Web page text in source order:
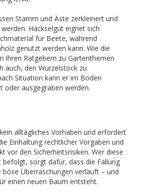
Stamm und Äste zerkleinert und
Häckselgut eignet sich
für Beete, während
genutzt werden kann. Wie die
ihren Ratgebern zu Gartenthemen
auch, den Wurzelstock zu
Situation kann er im Boden
oder ausgegraben werden.
alltägliches Vorhaben und erfordert
Einhaltung rechtlicher Vorgaben und
vor den Sicherheitsrisiken. Wer diese
sorgt dafür, dass die Fällung
Überraschungen verläuft – und
einen neuen Baum entsteht.